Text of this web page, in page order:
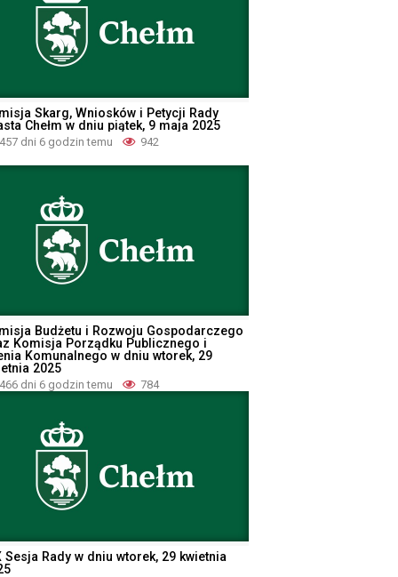
Skarg, Wniosków i Petycji Rady
Chełm w dniu piątek, 9 maja 2025
457 dni 6 godzin temu 942
Budżetu i Rozwoju Gospodarczego
Komisja Porządku Publicznego i
Komunalnego w dniu wtorek, 29
2025
466 dni 6 godzin temu 784
Sesja Rady w dniu wtorek, 29 kwietnia